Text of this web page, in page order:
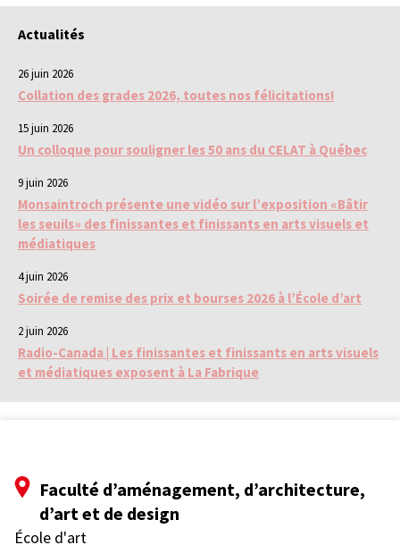
Actualités
26 juin 2026
Collation des grades 2026, toutes nos félicitations!
15 juin 2026
Un colloque pour souligner les 50 ans du CELAT à Québec
9 juin 2026
Monsaintroch présente une vidéo sur l’exposition «Bâtir
les seuils» des finissantes et finissants en arts visuels et
médiatiques
4 juin 2026
Soirée de remise des prix et bourses 2026 à l’École d’art
2 juin 2026
Radio-Canada | Les finissantes et finissants en arts visuels
et médiatiques exposent à La Fabrique
Faculté d’aménagement, d’architecture,
d’art et de design
École d'art